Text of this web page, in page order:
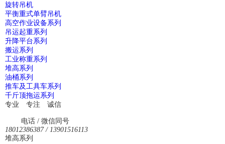
旋转吊机
平衡重式单臂吊机
高空作业设备系列
吊运起重系列
升降平台系列
搬运系列
工业称重系列
堆高系列
油桶系列
推车及工具车系列
千斤顶拖运系列
专业 专注 诚信
电话 / 微信同号
18012386387 / 13901516113
堆高系列